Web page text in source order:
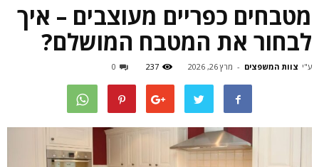
מטבחים כפריים מעוצבים – איך
לבחור את המטבח המושלם?
ע"י צוות המשפצים - מרץ 26, 2026 237
0